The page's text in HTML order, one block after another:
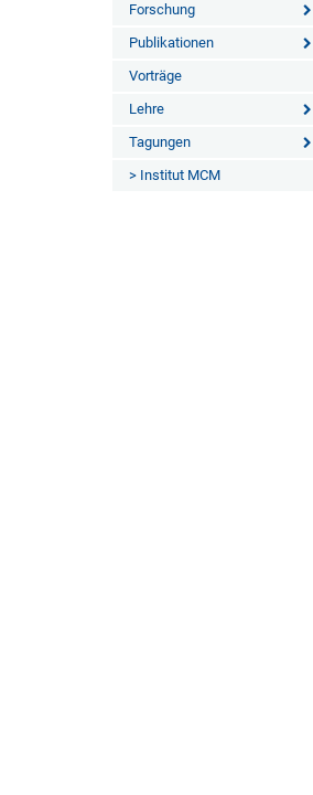
Forschung
Publikationen
Vorträge
Lehre
Tagungen
> Institut MCM